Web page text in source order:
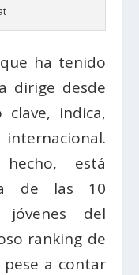
ha tenido
dirige desde
indica,
está
de las 10
jóvenes del
ranking de
pese a contar